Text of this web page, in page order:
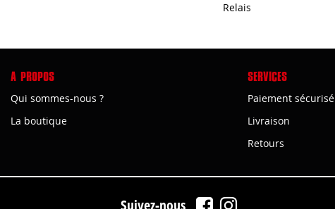
Relais
A PROPOS
Qui sommes-nous ?
La boutique
SERVICES
Paiement sécurisé
Livraison
Retours
Suivez-nous